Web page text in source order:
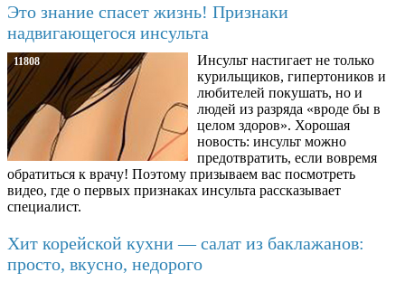
Это знание спасет жизнь! Признаки
надвигающегося инсульта
11808
Инсульт настигает не только
курильщиков, гипертоников и
любителей покушать, но и
людей из разряда «вроде бы в
целом здоров». Хорошая
новость: инсульт можно
предотвратить, если вовремя
обратиться к врачу! Поэтому призываем вас посмотреть
видео, где о первых признаках инсульта рассказывает
специалист.
Хит корейской кухни — салат из баклажанов:
просто, вкусно, недорого